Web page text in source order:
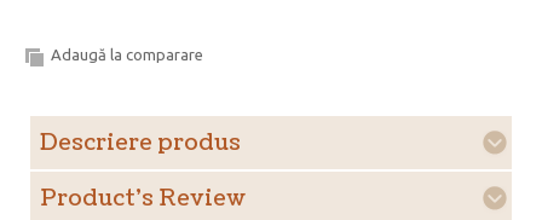
Adaugă la comparare
Descriere produs
Product's Review